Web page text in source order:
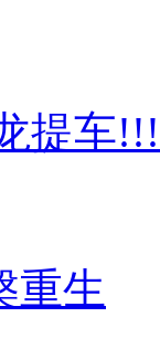
提车
重生